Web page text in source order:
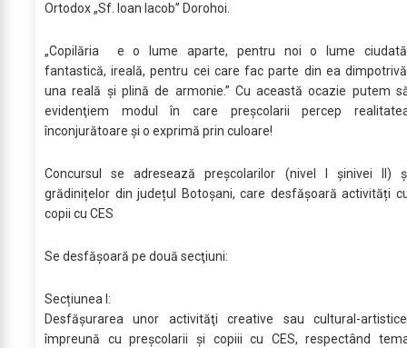
Ortodox „Sf. Ioan Iacob” Dorohoi.
„Copilăria e o lume aparte, pentru noi o lume
fantastică, ireală, pentru cei care fac parte din ea
una reală şi plină de armonie.” Cu această ocazie putem
evidenţiem modul în care preşcolarii percep
înconjurătoare şi o exprimă prin culoare!
Concursul se adresează preșcolarilor (nivel I șinivei II)
grădinițelor din județul Botoșani, care desfășoară activități
copii cu CES
Se desfăşoară pe două secţiuni:
Secțiunea I:
Desfășurarea unor activităţi creative sau cultural-
împreună cu preșcolarii și copiii cu CES, respectând